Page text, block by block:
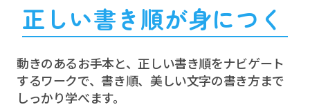
正しい書き順が身につく
動きのあるお手本と、正しい書き順をナビゲート
するワークで、書き順、美しい文字の書き方まで
しっかり学べます。